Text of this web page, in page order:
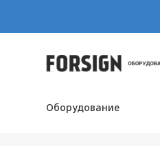
Оборудование